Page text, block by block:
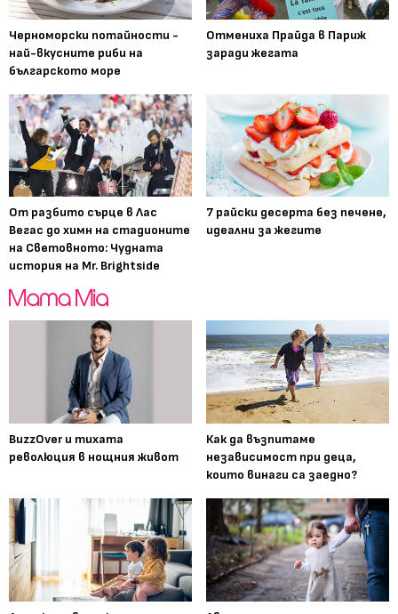
Черноморски потайности -
най-вкусните риби на
българското море
Отмениха Прайда в Париж
заради жегата
От разбито сърце в Лас
Вегас до химн на стадионите
на Световното: Чудната
история на Mr. Brightside
7 райски десерта без печене,
идеални за жегите
BuzzOver и тихата
революция в нощния живот
Как да възпитаме
независимост при деца,
които винаги са заедно?